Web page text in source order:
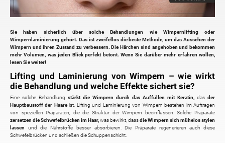
Sie haben sicherlich über solche Behandlungen wie Wimpernlifting oder
Wimpernlaminierung gehört. Das ist zweifellos die beste Methode, um das Aussehen der
Wimpern und ihren Zustand zu verbessern. Die Härchen sind angehoben und bekommen
mehr Volumen, was jeden Blick perfekt betont. Wenn Sie darüber mehr erfahren wollen,
lesen Sie weiter!
Lifting und Laminierung von Wimpern – wie wirkt
die Behandlung und welche Effekte sichert sie?
Eine solche Behandlung stärkt die Wimpern durch das Auffüllen mit Keratin, das der
Hauptbaustoff der Haareist. Lifting und Laminierung von Wimpern bestehen im Auftragen
von speziellen Präparaten, die die Struktur der Wimpern beeinflussen. Solche Präparate
zersetzen die Schwefelbrücken im Haar,was bewirkt, dassdie Wimpern sich mühelos stylen
lassen und die Nährstoffe besser absorbieren. Die Präparate regenerieren auch diese
Schwefelbrücken und schließen die Schuppenschicht.